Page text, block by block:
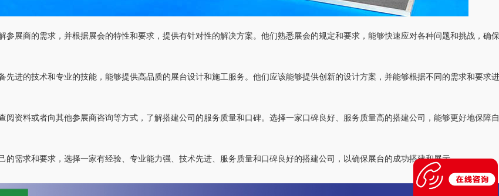
展商的需求，并根据展会的特性和要求，提供有针对性的解决方案。他们熟悉展会的规定和要求，能够快速应对各种问题和挑战，确
进的技术和专业的技能，能够提供高品质的展台设计和施工服务。他们应该能够提供创新的设计方案，并能够根据不同的需求和要求
资料或者向其他参展商咨询等方式，了解搭建公司的服务质量和口碑。选择一家口碑良好、服务质量高的搭建公司，能够更好地保障
需求和要求，选择一家有经验、专业能力强、技术先进、服务质量和口碑良好的搭建公司，以确保展台的成功搭建和展示。